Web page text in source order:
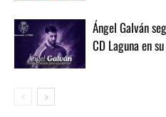
Ángel Galván
CD Laguna en